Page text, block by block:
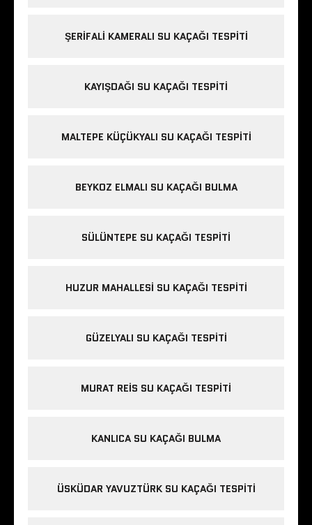
ŞERIFALI KAMERALI SU KAÇAĞI TESPITI
KAYIŞDAĞI SU KAÇAĞI TESPITI
MALTEPE KÜÇÜKYALI SU KAÇAĞI TESPITI
BEYKOZ ELMALI SU KAÇAĞI BULMA
SÜLÜNTEPE SU KAÇAĞI TESPITI
HUZUR MAHALLESI SU KAÇAĞI TESPITI
GÜZELYALI SU KAÇAĞI TESPITI
MURAT REIS SU KAÇAĞI TESPITI
KANLICA SU KAÇAĞI BULMA
ÜSKÜDAR YAVUZTÜRK SU KAÇAĞI TESPITI